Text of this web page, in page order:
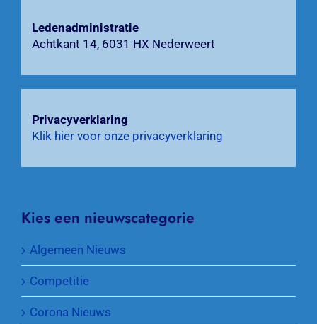
Ledenadministratie
Achtkant 14, 6031 HX Nederweert
Privacyverklaring
Klik hier voor onze privacyverklaring
Kies een nieuwscategorie
Algemeen Nieuws
Competitie
Corona Nieuws